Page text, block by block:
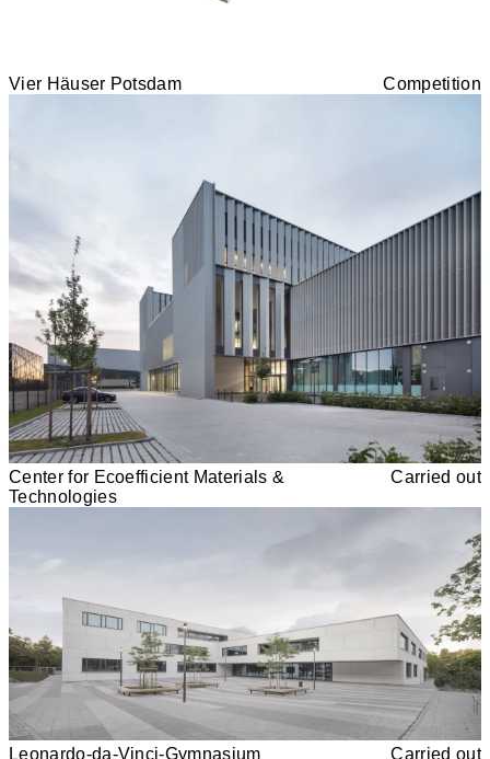
Vier Häuser Potsdam Competition
Center for Ecoefficient Materials &
Technologies
Carried out
Leonardo-da-Vinci-Gymnasium Carried out